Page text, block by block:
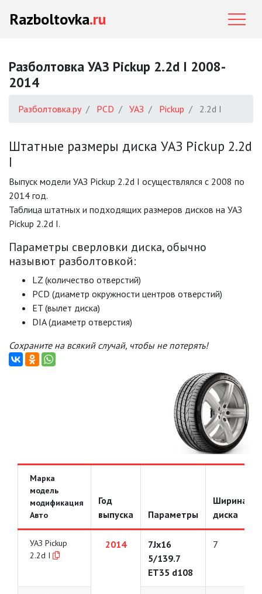
Razboltovka.ru
Разболтовка УАЗ Pickup 2.2d I 2008-
2014
Разболтовка.ру PCD УАЗ Pickup 2.2d I
Штатные размеры диска УАЗ Pickup 2.2d
I
Выпуск модели УАЗ Pickup 2.2d I осуществлялся с 2008 по
2014 год.
Таблица штатных и подходящих размеров дисков на УАЗ
Pickup 2.2d I.
Параметры сверловки диска, обычно
назывют разболтовкой:
LZ (количество отверстий)
PCD (диаметр окружности центров отверстий)
ET (вылет диска)
DIA (диаметр отверстия)
Сохраните на всякий случай, чтобы не потерять!
Марка
модель
модификация
Авто
Год
выпуска
Параметры
Ширина
диска
УАЗ Pickup
2.2d I
2014
7Jx16
5/139.7
ET35 d108
7